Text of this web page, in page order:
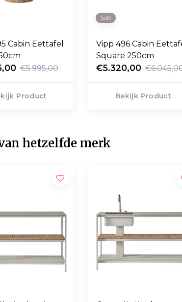
Cabin Eettafel
€5.995,00
Product
Sale
Vipp 496 Cabin
Square 250cm
€5.320,00
Bekijk Product
hetzelfde merk